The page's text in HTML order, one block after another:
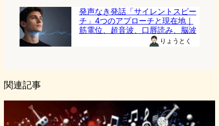
発声なき発話「サイレントスピー
チ」4つのアプローチと現在地｜
筋電位、超音波、口唇読み、脳波
りょうとく
関連記事